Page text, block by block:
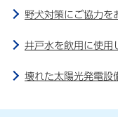
野犬対策にご協力を
井戸水を飲用に使用
壊れた太陽光発電設